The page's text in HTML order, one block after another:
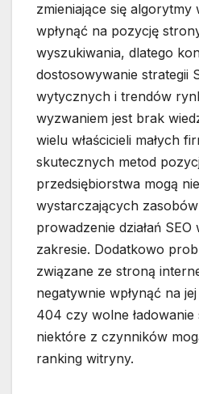
zmieniające się
wpłynąć na pozycję
wyszukiwania, dlatego
dostosowywanie strategii
wytycznych i trendów
wyzwaniem jest brak
wielu właścicieli małych
skutecznych metod
przedsiębiorstwa mogą
wystarczających
prowadzenie działań SEO
zakresie. Dodatkowo
związane ze stroną
negatywnie wpłynąć na
404 czy wolne
niektóre z czynników
ranking witryny.